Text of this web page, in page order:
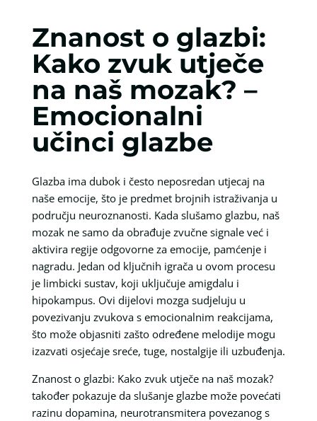
Znanost o glazbi:
Kako zvuk utječe
na naš mozak? –
Emocionalni
učinci glazbe
Glazba ima dubok i često neposredan utjecaj na
naše emocije, što je predmet brojnih istraživanja u
području neuroznanosti. Kada slušamo glazbu, naš
mozak ne samo da obrađuje zvučne signale već i
aktivira regije odgovorne za emocije, pamćenje i
nagradu. Jedan od ključnih igrača u ovom procesu
je limbicki sustav, koji uključuje amigdalu i
hipokampus. Ovi dijelovi mozga sudjeluju u
povezivanju zvukova s emocionalnim reakcijama,
što može objasniti zašto određene melodije mogu
izazvati osjećaje sreće, tuge, nostalgije ili uzbuđenja.
Znanost o glazbi: Kako zvuk utječe na naš mozak?
također pokazuje da slušanje glazbe može povećati
razinu dopamina, neurotransmitera povezanog s